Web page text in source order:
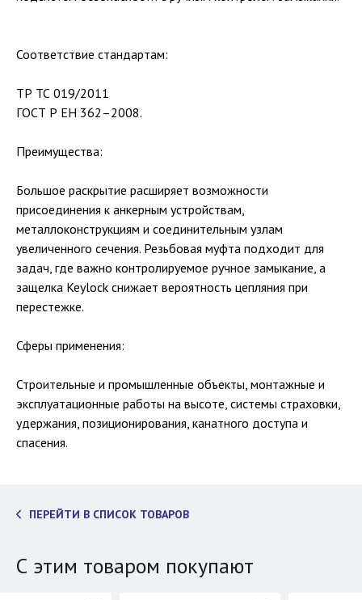
Соответствие стандартам:
ТР ТС 019/2011
ГОСТ Р ЕН 362–2008.
Преимущества:
Большое раскрытие расширяет возможности
присоединения к анкерным устройствам,
металлоконструкциям и соединительным узлам
увеличенного сечения. Резьбовая муфта подходит для
задач, где важно контролируемое ручное замыкание, а
защелка Keylock снижает вероятность цепляния при
перестежке.
Сферы применения:
Строительные и промышленные объекты, монтажные и
эксплуатационные работы на высоте, системы страховки,
удержания, позиционирования, канатного доступа и
спасения.
ПЕРЕЙТИ В СПИСОК ТОВАРОВ
С этим товаром покупают